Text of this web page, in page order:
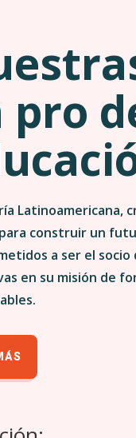
pro
Latinoamericana,
construir un
a ser el
en su misión de